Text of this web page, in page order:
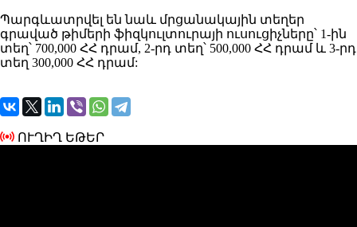
Պարգևատրվել են նաև մրցանակային տեղեր
գրաված թիմերի ֆիզկուլտուրայի ուսուցիչները՝ 1-ին
տեղ՝ 700,000 ՀՀ դրամ, 2-րդ տեղ՝ 500,000 ՀՀ դրամ և 3-րդ
տեղ 300,000 ՀՀ դրամ:
ՈՒՂԻՂ ԵԹԵՐ